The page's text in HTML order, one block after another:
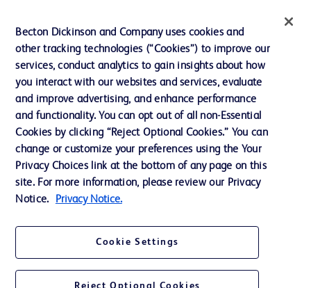
Nuestra Compañía
Ética y cumplimiento
Contacto
Preferencias de cookies
Privacidad
Accesibilidad de la web
Becton Dickinson and Company uses cookies and
other tracking technologies (“Cookies”) to improve our
services, conduct analytics to gain insights about how
you interact with our websites and services, evaluate
and improve advertising, and enhance performance
and functionality. You can opt out of all non-Essential
Cookies by clicking “Reject Optional Cookies.” You can
change or customize your preferences using the Your
Privacy Choices link at the bottom of any page on this
site. For more information, please review our Privacy
Notice.
Privacy Notice.
Cookie Settings
Reject Optional Cookies